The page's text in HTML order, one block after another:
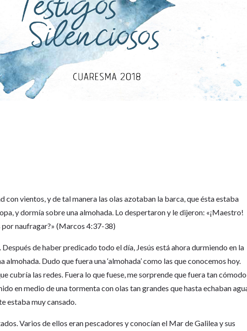
con vientos, y de tal manera las olas azotaban la barca, que ésta estaba
y dormía sobre una almohada. Lo despertaron y le dijeron: «¡Maestro!
naufragar?» (Marcos 4:37-38)
de haber predicado todo el día, Jesús está ahora durmiendo en la
Dudo que fuera una ‘almohada’ como las que conocemos hoy.
cubría las redes. Fuera lo que fuese, me sorprende que fuera tan cómodo
en medio de una tormenta con olas tan grandes que hasta echaban
estaba muy cansado.
Varios de ellos eran pescadores y conocían el Mar de Galilea y sus